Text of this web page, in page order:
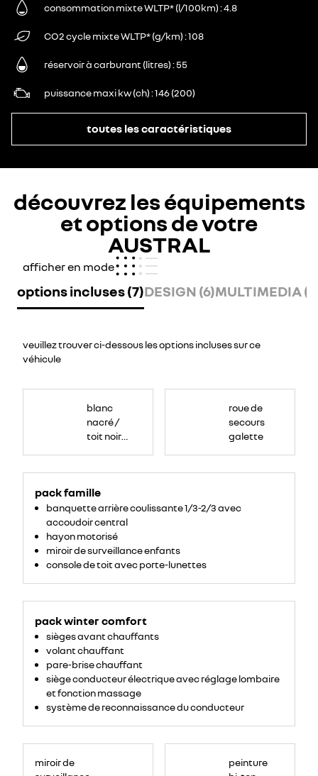
consommation mixte WLTP* (l/100km) 4.8
CO2 cycle mixte WLTP* (g/km) 108
réservoir à carburant (litres) 55
puissance maxi kw (ch) 146 (200)
toutes les caractéristiques
découvrez les équipements
et options de votre
AUSTRAL
afficher en mode
options incluses (7)DESIGN (6)MULTIMEDIA
veuillez trouver ci-dessous les options incluses sur ce
véhicule
blanc
nacré /
toit noir
pack famille
banquette arrière coulissante 1/3-2/3 avec
accoudoir central
hayon motorisé
miroir de surveillance enfants
console de toit avec porte-lunettes
pack winter comfort
sièges avant chauffants
volant chauffant
pare-brise chauffant
siège conducteur électrique avec réglage lombaire
et fonction massage
système de reconnaissance du conducteur
roue de
secours
galette
miroir de
peinture